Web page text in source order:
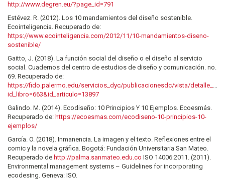
http://www.degren.eu/?page_id=791
Estévez. R. (2012). Los 10 mandamientos del diseño sostenible.
Ecointeligencia. Recuperado de:
https://www.ecointeligencia.com/2012/11/10-mandamientos-diseno-
sostenible/
Gaitto, J. (2018). La función social del diseño o el diseño al servicio
social. Cuadernos del centro de estudios de diseño y comunicación. no.
69. Recuperado de:
https://fido.palermo.edu/servicios_dyc/publicacionesdc/vista/
id_libro=663&id_articulo=13897
Galindo. M. (2014). Ecodiseño: 10 Principios Y 10 Ejemplos. Ecoesmás.
Recuperado de: https://ecoesmas.com/ecodiseno-10-principios-10-
ejemplos/
García. O. (2018). Inmanencia. La imagen y el texto. Reflexiones entre el
comic y la novela gráfica. Bogotá: Fundación Universitaria San Mateo.
Recuperado de http://palma.sanmateo.edu.co ISO 14006:2011. (2011).
Environmental management systems – Guidelines for incorporating
ecodesing. Geneva: ISO.